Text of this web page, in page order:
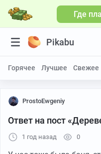
Где
Pikabu
Горячее Лучшее Свежее
ProstoEwgeniy
Ответ на пост
1 год назад 0